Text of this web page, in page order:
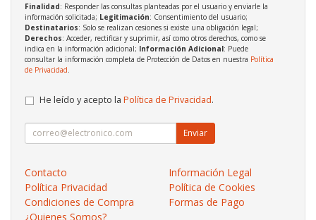
Finalidad: Responder las consultas planteadas por el usuario y enviarle la
información solicitada; Legitimación: Consentimiento del usuario;
Destinatarios: Solo se realizan cesiones si existe una obligación legal;
Derechos: Acceder, rectificar y suprimir, así como otros derechos, como se
indica en la información adicional; Información Adicional: Puede
consultar la información completa de Protección de Datos en nuestra Política
de Privacidad
He leído y acepto la Política de Privacidad.
Enviar
Contacto
Información Legal
Política Privacidad
Política de Cookies
Condiciones de Compra
Formas de Pago
¿Quienes Somos?